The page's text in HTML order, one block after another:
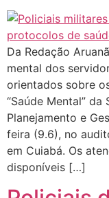
Da Redação
mental dos
orientados sobre
“Saúde Mental”
Planejamento e
feira (9.6), no
em Cuiabá. Os
disponíveis […]